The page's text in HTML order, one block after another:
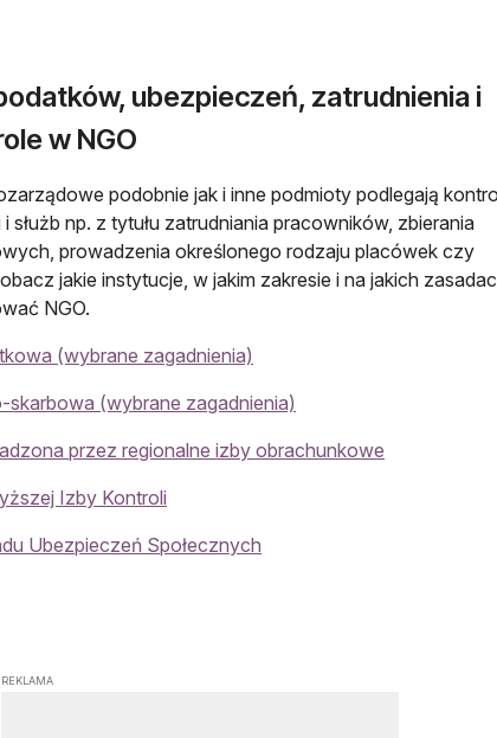
ubezpieczeń, zatrudnienia i
w NGO
podobnie jak i inne podmioty podlegają
służb np. z tytułu zatrudniania pracowników, zbierania
prowadzenia określonego rodzaju placówek czy
jakie instytucje, w jakim zakresie i na jakich
NGO.
(wybrane zagadnienia)
skarbowa (wybrane zagadnienia)
przez regionalne izby obrachunkowe
Izby Kontroli
Ubezpieczeń Społecznych
REKLAMA